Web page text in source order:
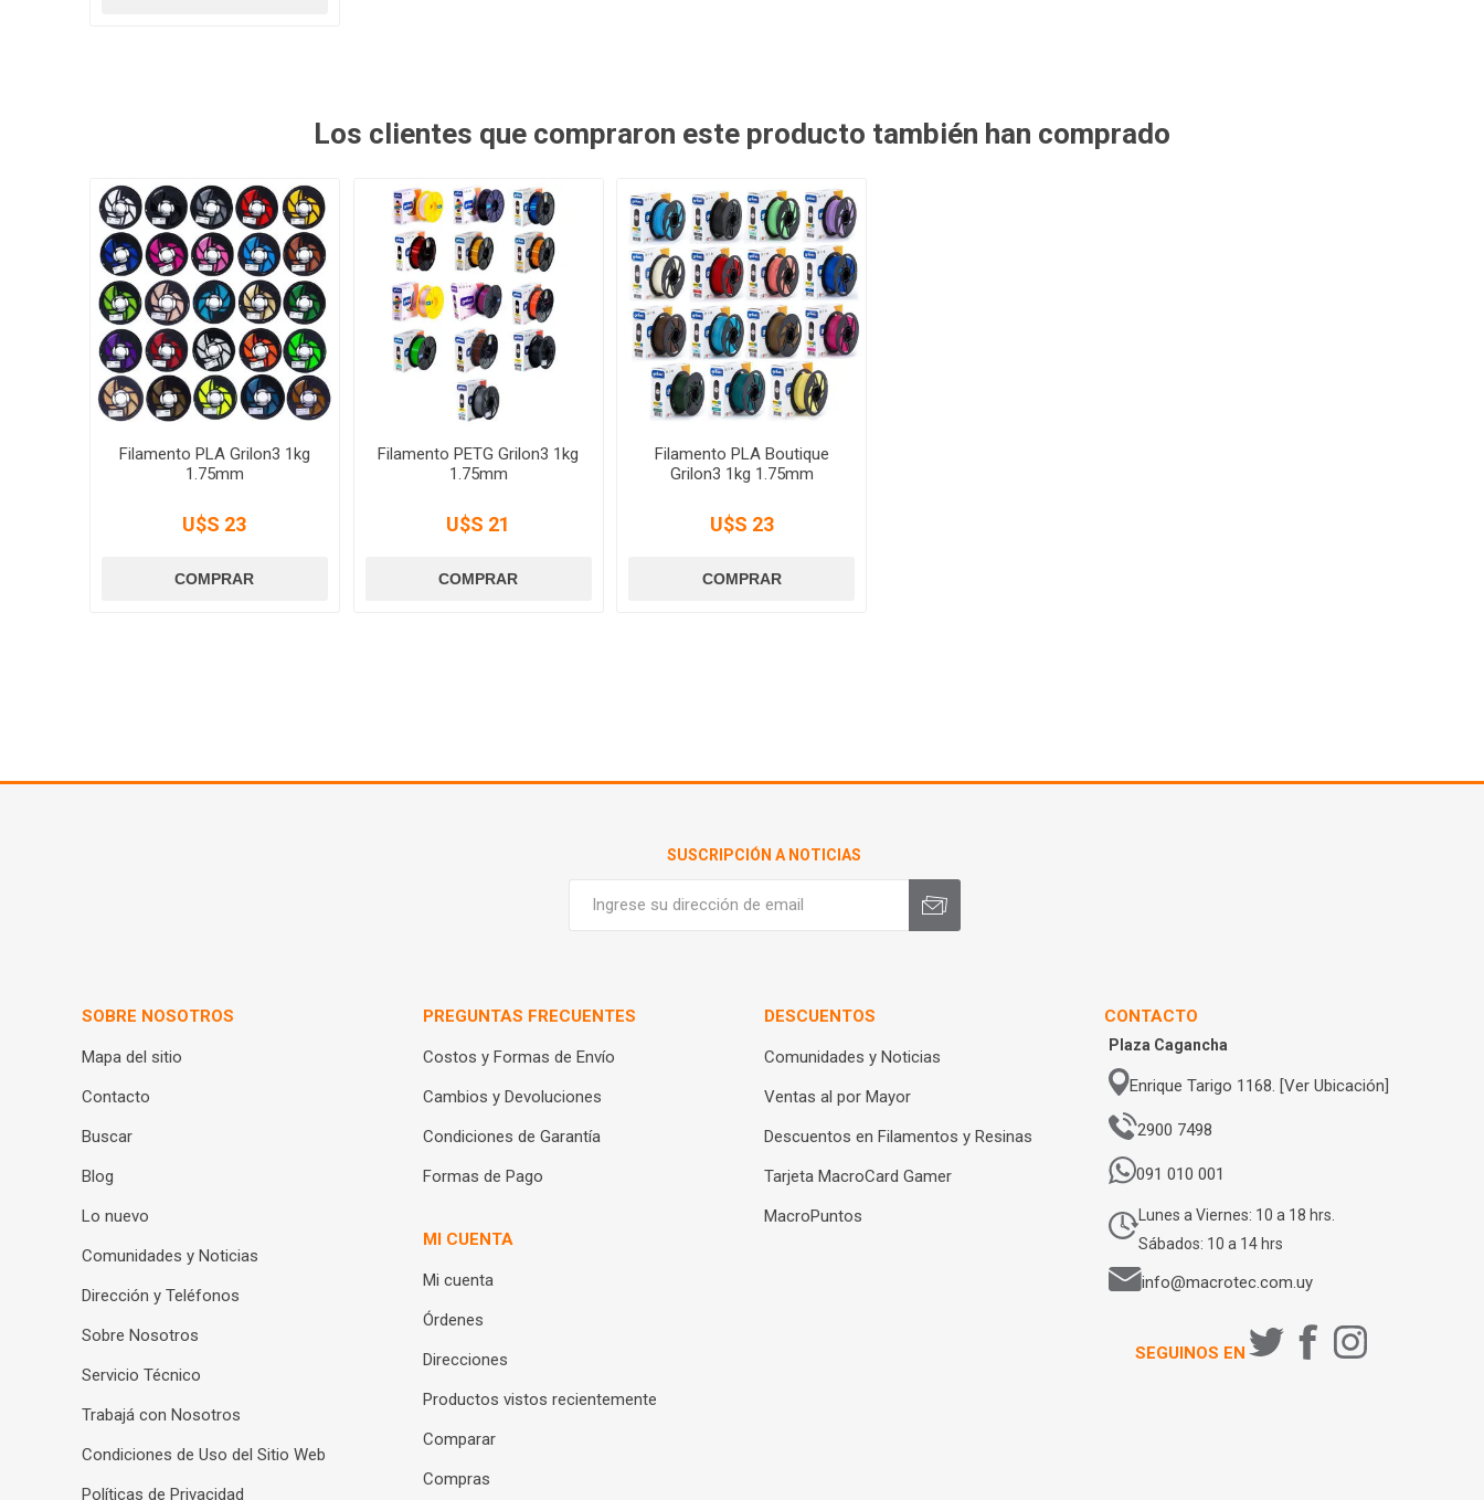
Los clientes que compraron este producto también han comprado
Filamento PLA Grilon3 1kg
1.75mm
U$S 23
Filamento PETG Grilon3 1kg
1.75mm
U$S 21
Filamento PLA Boutique
Grilon3 1kg 1.75mm
U$S 23
SUSCRIPCIÓN A NOTICIAS
SOBRE NOSOTROS
Mapa del sitio
Contacto
Buscar
Blog
Lo nuevo
Comunidades y Noticias
Dirección y Teléfonos
Sobre Nosotros
Servicio Técnico
Trabajá con Nosotros
Condiciones de Uso del Sitio Web
Políticas de Privacidad
PREGUNTAS FRECUENTES
Costos y Formas de Envío
Cambios y Devoluciones
Condiciones de Garantía
Formas de Pago
MI CUENTA
Mi cuenta
Órdenes
Direcciones
Productos vistos recientemente
Comparar
Compras
DESCUENTOS
Comunidades y Noticias
Ventas al por Mayor
Descuentos en Filamentos y Resinas
Tarjeta MacroCard Gamer
MacroPuntos
CONTACTO
Plaza Cagancha
Enrique Tarigo 1168. [Ver Ubicación]
2900 7498
091 010 001
Lunes a Viernes: 10 a 18 hrs.
Sábados: 10 a 14 hrs
info@macrotec.com.uy
SEGUINOS EN